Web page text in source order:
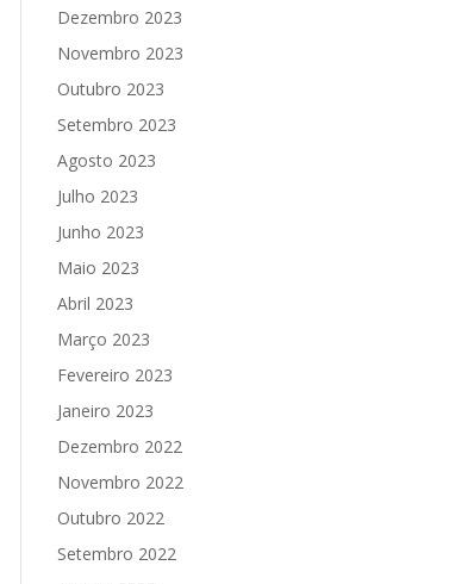
Dezembro 2023
Novembro 2023
Outubro 2023
Setembro 2023
Agosto 2023
Julho 2023
Junho 2023
Maio 2023
Abril 2023
Março 2023
Fevereiro 2023
Janeiro 2023
Dezembro 2022
Novembro 2022
Outubro 2022
Setembro 2022